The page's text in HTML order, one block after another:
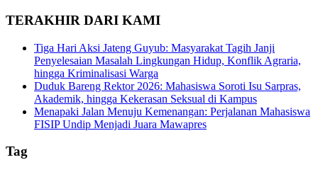
TERAKHIR DARI KAMI
Tiga Hari Aksi Jateng Guyub: Masyarakat Tagih Janji
Penyelesaian Masalah Lingkungan Hidup, Konflik Agraria,
hingga Kriminalisasi Warga
Duduk Bareng Rektor 2026: Mahasiswa Soroti Isu Sarpras,
Akademik, hingga Kekerasan Seksual di Kampus
Menapaki Jalan Menuju Kemenangan: Perjalanan Mahasiswa
FISIP Undip Menjadi Juara Mawapres
Tag